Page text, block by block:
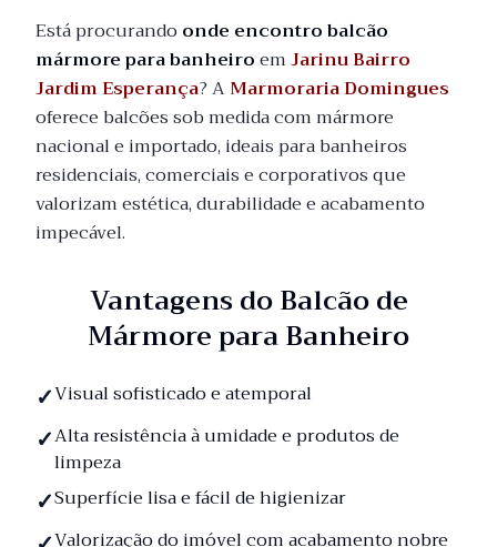
Está procurando onde encontro balcão
mármore para banheiroemJarinu Bairro
Jardim Esperança? AMarmoraria Domingues
oferece balcões sob medida com mármore
nacional e importado, ideais para banheiros
residenciais, comerciais e corporativos que
valorizam estética, durabilidade e acabamento
impecável.
Vantagens do Balcão de
Mármore para Banheiro
Visual sofisticado e atemporal
Alta resistência à umidade e produtos de
limpeza
Superfície lisa e fácil de higienizar
Valorização do imóvel com acabamento nobre